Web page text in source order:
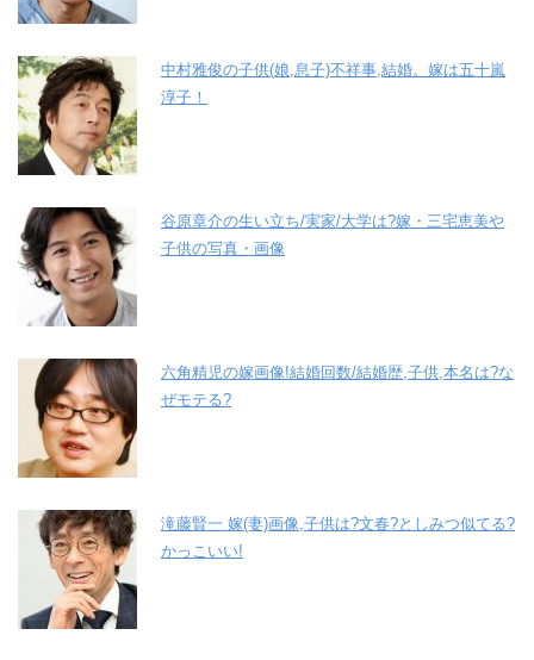
中村雅俊の子供(娘,息子)不祥事,結婚。嫁は五十嵐
淳子！
谷原章介の生い立ち/実家/大学は?嫁・三宅恵美や
子供の写真・画像
六角精児の嫁画像!結婚回数/結婚歴,子供,本名は?な
ぜモテる?
滝藤賢一 嫁(妻)画像,子供は?文春?としみつ似てる?
かっこいい!